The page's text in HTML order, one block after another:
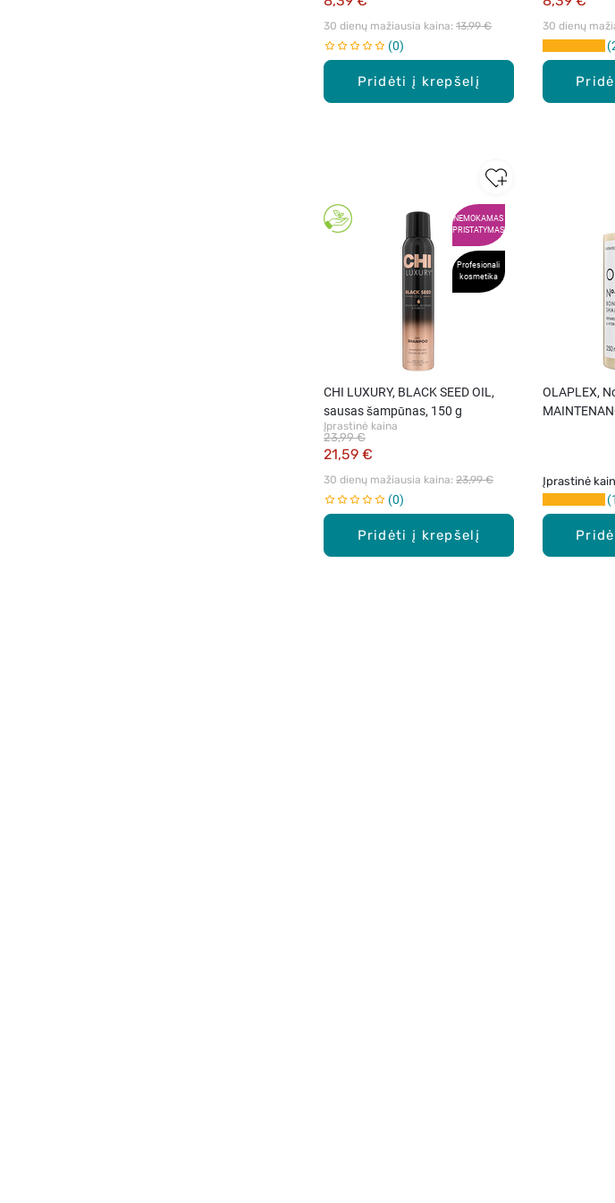
Pridėti į krepšelį
30 dienų mažiausia kaina: 13,99 €
0
30 dienų
NEMOKAMAS
PRISTATYMAS
Profesionali
kosmetika
Pridėti į krepšelį
CHI LUXURY, BLACK SEED OIL,
sausas šampūnas, 150 g
Įprastinė kaina
21,59 €
23,99 €
30 dienų mažiausia kaina: 23,99 €
0
OLAPLEX,
Įprastinė
1